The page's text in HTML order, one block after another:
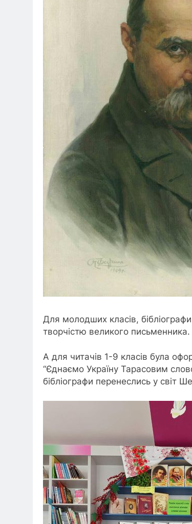
Для молодших класів,
творчістю великого письменника.
А для читачів 1-9 класів була
“Єднаємо Україну Тарасовим
бібліографи перенеслись у світ